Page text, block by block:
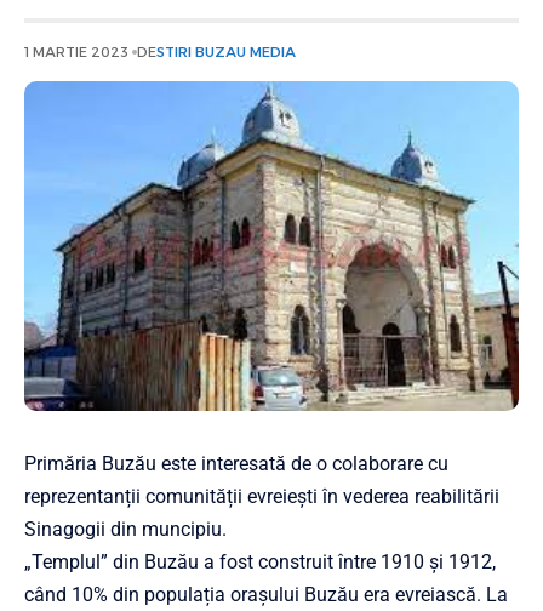
1 MARTIE 2023 DESTIRI BUZAU MEDIA
Primăria Buzău este interesată de o colaborare cu
reprezentanții comunității evreiești în vederea reabilitării
Sinagogii din muncipiu.
„Templul” din Buzău a fost construit între 1910 și 1912,
când 10% din populația orașului Buzău era evreiască. La